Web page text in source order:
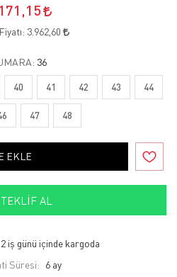
3.962,60
36
40 41 42 43 44
47 48
EKLE
TEKLIF AL
2 iş günü içinde kargoda
Süresi: 6 ay